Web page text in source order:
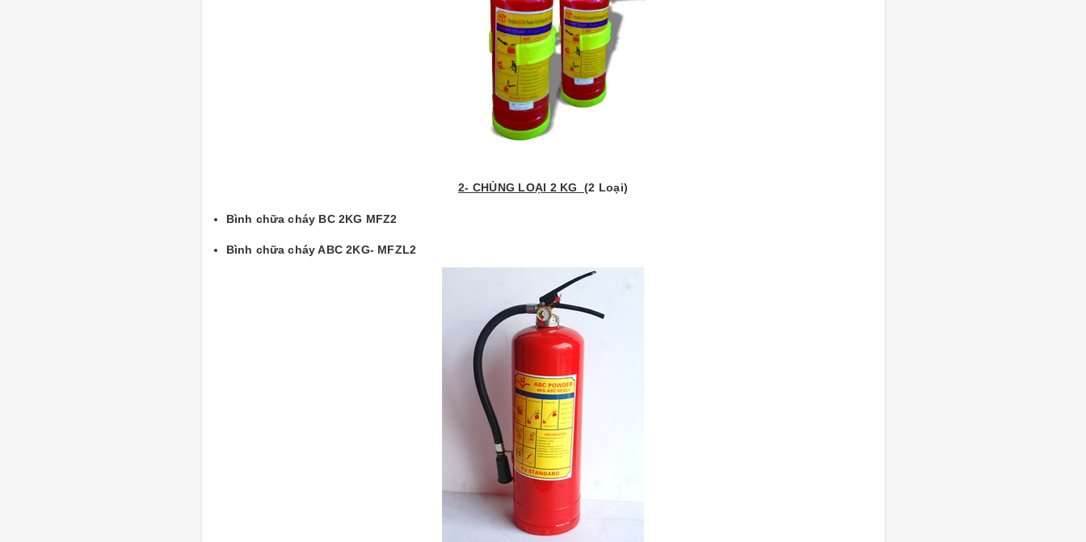
2- CHỦNG LOẠI 2 KG (2 Loại)
Bình chữa cháy BC 2KG MFZ2
Bình chữa cháy ABC 2KG- MFZL2